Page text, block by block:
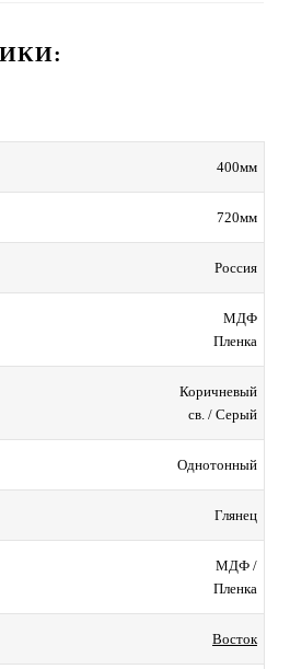
400мм
720мм
Россия
МДФ
Пленка
Коричневый
св. / Серый
Однотонный
Глянец
МДФ /
Пленка
Восток